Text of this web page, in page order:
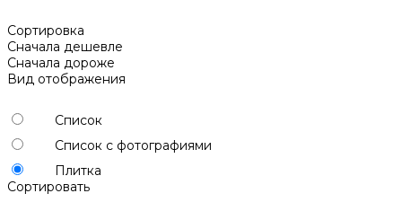
Сортировка
Сначала дешевле
Сначала дороже
Вид отображения
Список
Список с фотографиями
Плитка
Сортировать